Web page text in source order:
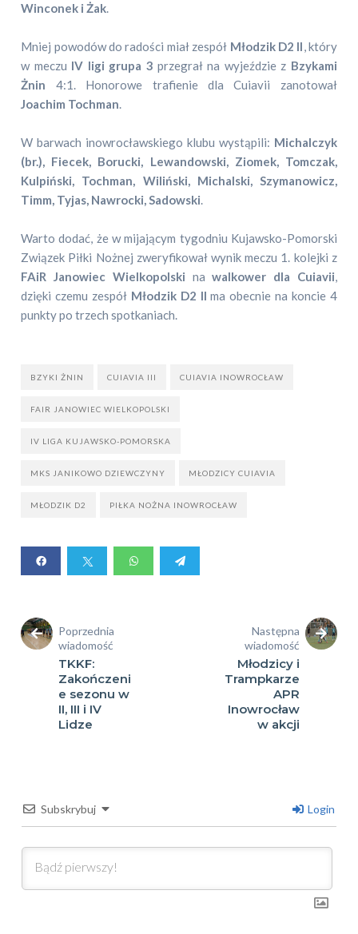
Winconek i Żak.
Mniej powodów do radości miał zespół Młodzik D2 II, który
w meczu IV ligi grupa 3 przegrał na wyjeździe z Bzykami
Żnin 4:1. Honorowe trafienie dla Cuiavii zanotował
Joachim Tochman.
W barwach inowrocławskiego klubu wystąpili: Michalczyk
(br.), Fiecek, Borucki, Lewandowski, Ziomek, Tomczak,
Kulpiński, Tochman, Wiliński, Michalski, Szymanowicz,
Timm, Tyjas, Nawrocki, Sadowski.
Warto dodać, że w mijającym tygodniu Kujawsko-Pomorski
Związek Piłki Nożnej zweryfikował wynik meczu 1. kolejki z
FAiR Janowiec Wielkopolski nawalkower dla Cuiavii,
dzięki czemu zespół Młodzik D2 II ma obecnie na koncie 4
punkty po trzech spotkaniach.
BZYKI ŻNIN CUIAVIA III CUIAVIA INOWROCŁAW
FAIR JANOWIEC WIELKOPOLSKI
IV LIGA KUJAWSKO-POMORSKA
MKS JANIKOWO DZIEWCZYNY MŁODZICY CUIAVIA
MŁODZIK D2 PIŁKA NOŻNA INOWROCŁAW
Poprzednia
wiadomość
TKKF:
Zakończeni
e sezonu w
II, III i IV
Lidze
Następna
wiadomość
Młodzicy i
Trampkarze
APR
Inowrocław
w akcji
Subskrybuj Login